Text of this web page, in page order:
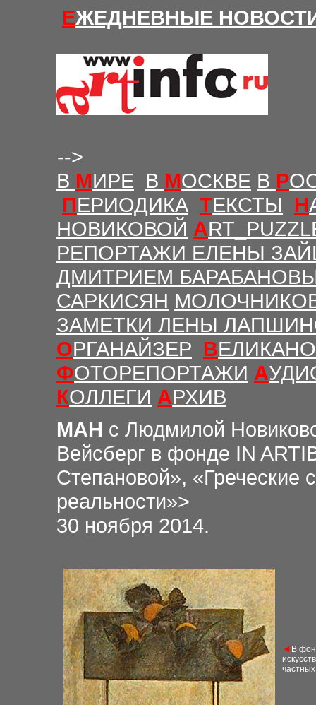
ЕЖЕДНЕВНЫЕ Н
-->
В МИРЕ В МОСКВЕ В Р
ПЕРИОДИКА ТЕКСТЫ Н
НОВИКОВОЙ A
РЕПОРТАЖИ ЕЛЕНЫ
ДМИТРИЕМ
САРКИСЯН
ЗАМЕТКИ ЛЕНЫ
ОРГАНАЙЗЕР В
ФОТОРЕПОРТАЖИ А
КОЛЛЕГИ АРХИВ
МАН с Людмилой
Вейсберг в фонде IN
Степановой»,
реальности»>
30 ноября 2014.
◄ В